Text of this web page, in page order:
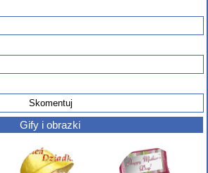
Gify i obrazki